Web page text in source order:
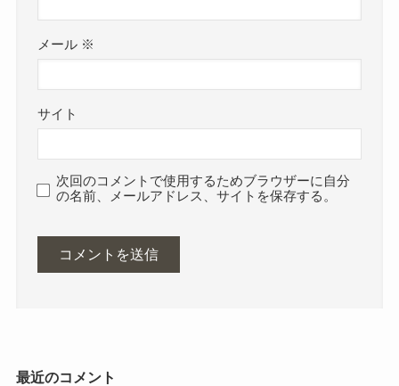
メール ※
サイト
次回のコメントで使用するためブラウザーに自分
の名前、メールアドレス、サイトを保存する。
最近のコメント